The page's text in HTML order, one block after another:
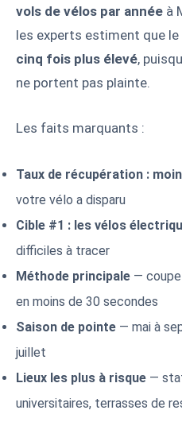
vols de vélos par année à
les experts estiment que
cinq fois plus élevé,
ne portent pas plainte.
Les faits marquants :
Taux de récupération :
votre vélo a disparu
Cible #1 : les vélos
difficiles à tracer
Méthode principale —
en moins de 30 secondes
Saison de pointe — mai à
juillet
Lieux les plus à risque —
universitaires, terrasses de